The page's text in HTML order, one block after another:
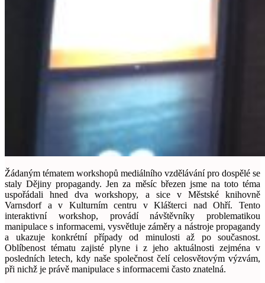
Žádaným tématem workshopů mediálního vzdělávání pro dospělé se
staly Dějiny propagandy. Jen za měsíc březen jsme na toto téma
uspořádali hned dva workshopy, a sice v Městské knihovně
Varnsdorf a v Kulturním centru v Klášterci nad Ohří. Tento
interaktivní workshop, provádí návštěvníky problematikou
manipulace s informacemi, vysvětluje záměry a nástroje propagandy
a ukazuje konkrétní případy od minulosti až po současnost.
Oblíbenost tématu zajisté plyne i z jeho aktuálnosti zejména v
posledních letech, kdy naše společnost čelí celosvětovým výzvám,
při nichž je právě manipulace s informacemi často znatelná.